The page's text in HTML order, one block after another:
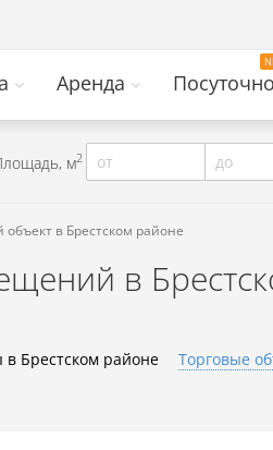
Аренда Посуточно
м2 от до
объект в Брестском районе
в
Брестском районе Торговые